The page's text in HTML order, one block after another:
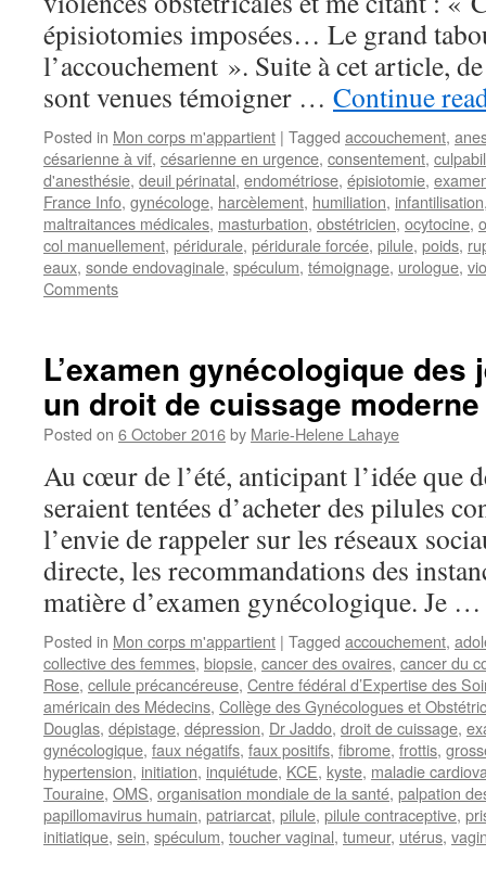
épisiotomies imposées… Le grand
l’accouchement ». Suite à cet article,
sont venues témoigner … Continue
Posted in Mon corps m'appartient | Tagged accouchement,
césarienne à vif, césarienne en urgence, consentement,
d'anesthésie, deuil périnatal, endométriose, épisiotomie,
France Info, gynécologe, harcèlement, humiliation, infantilisation
maltraitances médicales, masturbation, obstétricien, ocytocine,
col manuellement, péridurale, péridurale forcée, pilule, poids,
eaux, sonde endovaginale, spéculum, témoignage, urologue,
Comments
L’examen gynécologique des
un droit de cuissage moderne
Posted on 6 October 2016by Marie-Helene Lahaye
Au cœur de l’été, anticipant l’idée que
seraient tentées d’acheter des pilules
l’envie de rappeler sur les réseaux
directe, les recommandations des
matière d’examen gynécologique. Je
Posted in Mon corps m'appartient | Tagged accouchement,
collective des femmes, biopsie, cancer des ovaires, cancer du
Rose, cellule précancéreuse, Centre fédéral d’Expertise des
américain des Médecins, Collège des Gynécologues et
Douglas, dépistage, dépression, Dr Jaddo, droit de cuissage,
gynécologique, faux négatifs, faux positifs, fibrome, frottis,
hypertension, initiation, inquiétude, KCE, kyste, maladie
Touraine, OMS, organisation mondiale de la santé, palpation
papillomavirus humain, patriarcat, pilule, pilule contraceptive,
initiatique, sein, spéculum, toucher vaginal, tumeur, utérus,